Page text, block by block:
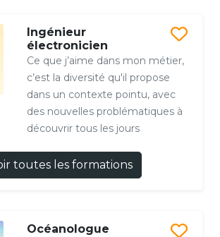
Ingénieur
électronicien
Ce que j’aime dans mon métier,
c’est la diversité qu'il propose
dans un contexte pointu, avec
des nouvelles problématiques à
découvrir tous les jours
toutes les formations
Océanologue